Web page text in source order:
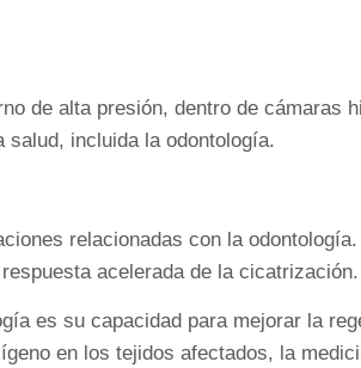
de alta presión, dentro de cámaras
salud, incluida la odontología.
relacionadas con la
acelerada de la cicatrización.
es su capacidad para mejorar la
en los tejidos afectados, la